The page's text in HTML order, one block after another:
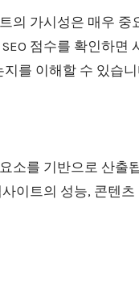
의 가시성은 매우 중
점수를 확인하면
를 이해할 수 있습
소를 기반으로 산출
이트의 성능, 콘텐츠